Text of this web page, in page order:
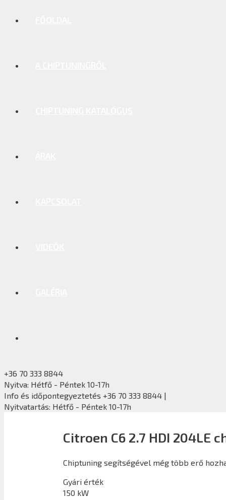
+36 70 333 8844
Nyitva: Hétfő - Péntek 10-17h
Info és időpontegyeztetés +36 70 333 8844 |
Nyitvatartás: Hétfő - Péntek 10-17h
Citroen C6 2.7 HDI 204LE
Chiptuning segítségével még több erő
Gyári érték
150 kW